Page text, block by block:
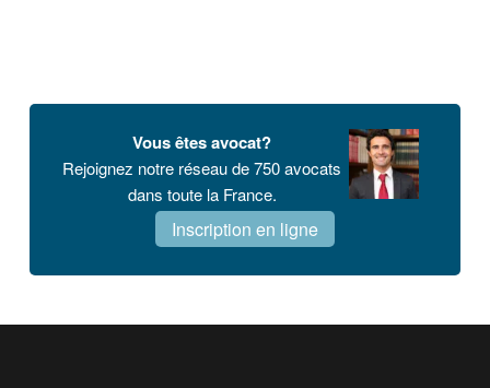
Vous êtes avocat?
Rejoignez notre réseau de 750 avocats
dans toute la France.
Inscription en ligne